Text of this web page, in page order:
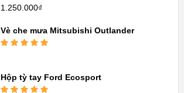
Được xếp
1.250.000₫
Vè che mưa Mitsubishi Outlander
Hộp tỳ tay Ford Ecosport